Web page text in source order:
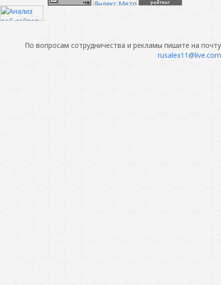
По вопросам сотрудничества и рекламы пишите на почту
rusalex11@live.com